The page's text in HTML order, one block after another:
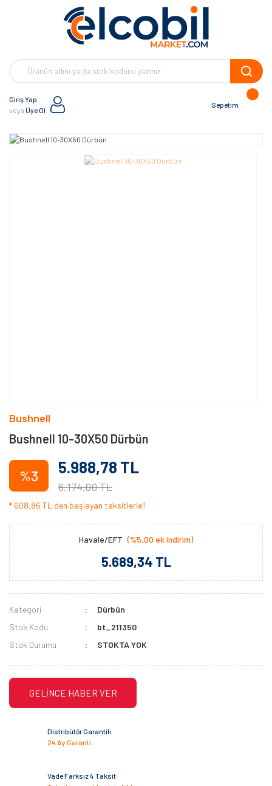
Giriş Yap
veya Üye Ol
Sepetim
Bushnell
Bushnell 10-30X50 Dürbün
%3 5.988,78 TL
6.174,00 TL
* 608,86 TL den başlayan taksitlerle!!
Havale/EFT (%5,00 ek indirim)
5.689,34 TL
Kategori
Dürbün
Stok Kodu
bt_211350
Stok Durumu
STOKTA YOK
GELİNCE HABER VER
Distribütör Garantili
24 Ay Garanti
Vade Farksız 4 Taksit